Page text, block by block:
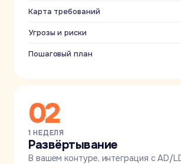
Карта требований
Угрозы и риски
Пошаговый план
02
1 НЕДЕЛЯ
Развёртывание
В вашем контуре, интеграция с AD/